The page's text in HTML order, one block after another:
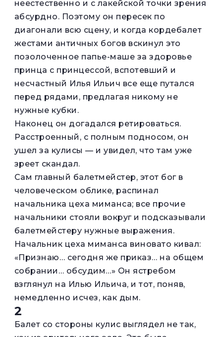
неестественно и с лакейской точки зрения
абсурдно. Поэтому он пересек по
диагонали всю сцену, и когда кордебалет
жестами античных богов вскинул это
позолоченное папье-маше за здоровье
принца с принцессой, вспотевший и
несчастный Илья Ильич все еще путался
перед рядами, предлагая никому не
нужные кубки.
Наконец он догадался ретироваться.
Расстроенный, с полным подносом, он
ушел за кулисы — и увидел, что там уже
зреет скандал.
Сам главный балетмейстер, этот бог в
человеческом облике, распинал
начальника цеха миманса; все прочие
начальники стояли вокруг и подсказывали
балетмейстеру нужные выражения.
Начальник цеха миманса виновато кивал:
«Признаю… сегодня же приказ… на общем
собрании… обсудим…» Он ястребом
взглянул на Илью Ильича, и тот, поняв,
немедленно исчез, как дым.
2
Балет со стороны кулис выглядел не так,